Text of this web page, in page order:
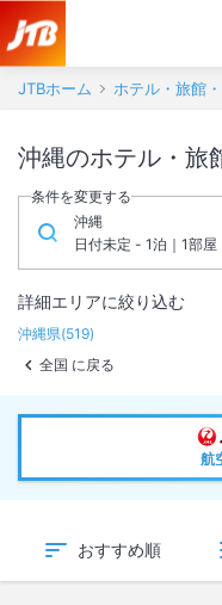
JTBホーム ホテル・旅館
条件を変更する
沖縄
日付未定 - 1泊｜1部
詳細エリアに絞り込む
沖縄県(519)
全国 に戻る
航
おすすめ順